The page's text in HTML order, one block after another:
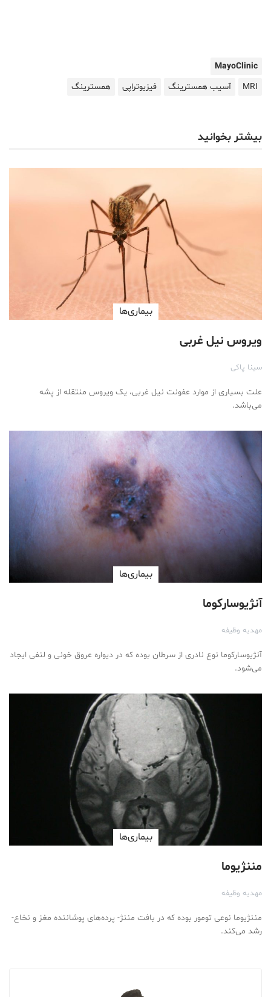
MayoClinic
MRI
آسیب همسترینگ فیزیوتراپی همسترینگ
بیشتر بخوانید
بیماری‌ها
ویروس نیل غربی
سینا پاکی
علت بسیاری از موارد عفونت نیل غربی، یک ویروس منتقله از پشه
می‌باشد.
بیماری‌ها
آنژیوسارکوما
مهدیه وظیفه
آنژیوسارکوما نوع نادری از سرطان بوده که در دیواره عروق خونی و لنفی ایجاد
می‌شود.
بیماری‌ها
مننژیوما
مهدیه وظیفه
مننژیوما نوعی تومور بوده که در بافت مننژ- پرده‌های پوشاننده مغز و نخاع-
رشد می‌کند.